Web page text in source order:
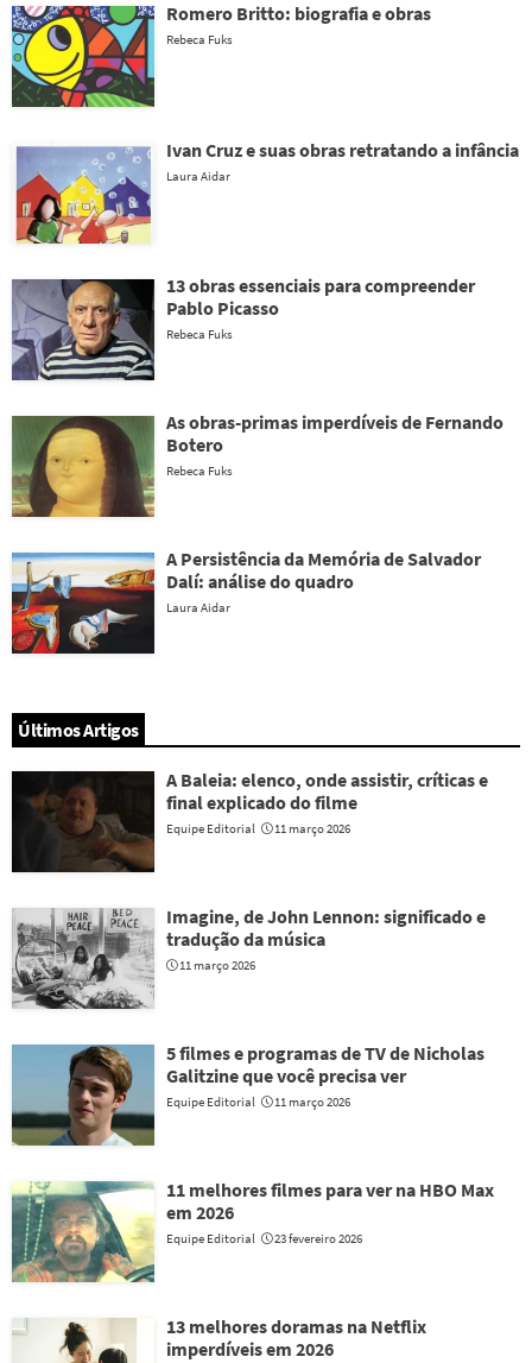
Romero Britto: biografia e obras
Rebeca Fuks
Ivan Cruz e suas obras retratando a infância
Laura Aidar
13 obras essenciais para compreender
Pablo Picasso
Rebeca Fuks
As obras-primas imperdíveis de Fernando
Botero
Rebeca Fuks
A Persistência da Memória de Salvador
Dalí: análise do quadro
Laura Aidar
Últimos Artigos
A Baleia: elenco, onde assistir, críticas e
final explicado do filme
Equipe Editorial 11 março 2026
Imagine, de John Lennon: significado e
tradução da música
11 março 2026
5 filmes e programas de TV de Nicholas
Galitzine que você precisa ver
Equipe Editorial 11 março 2026
11 melhores filmes para ver na HBO Max
em 2026
Equipe Editorial 23 fevereiro 2026
13 melhores doramas na Netflix
imperdíveis em 2026